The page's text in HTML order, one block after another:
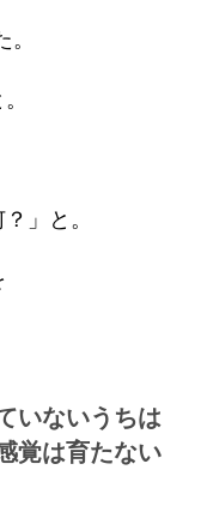
」と。
いないうちは
覚は育たない